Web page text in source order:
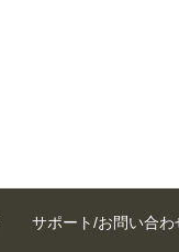
サポート/お問い合わ